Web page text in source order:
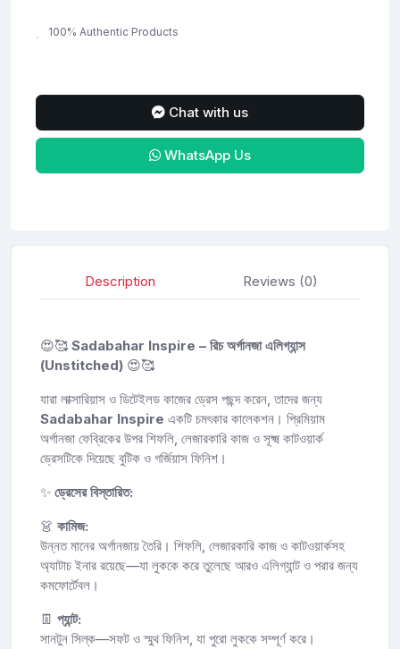
100% Authentic Products
Chat with us
WhatsApp Us
Description Reviews (0)
😍🥰 Sadabahar Inspire – রিচ অর্গানজা এলিগ্যান্স
(Unstitched) 😍🥰
যারা লাক্সারিয়াস ও ডিটেইলড কাজের ড্রেস পছন্দ করেন, তাদের জন্য
Sadabahar Inspire একটি চমৎকার কালেকশন। প্রিমিয়াম
অর্গানজা ফেব্রিকের উপর শিফলি, লেজারকারি কাজ ও সূক্ষ্ম কাটওয়ার্ক
ড্রেসটিকে দিয়েছে বুটিক ও গর্জিয়াস ফিনিশ।
✨ ড্রেসের বিস্তারিত:
👗 কামিজ:
উন্নত মানের অর্গানজায় তৈরি। শিফলি, লেজারকারি কাজ ও কাটওয়ার্কসহ
অ্যাটাচ ইনার রয়েছে—যা লুককে করে তুলেছে আরও এলিগ্যান্ট ও পরার জন্য
কমফোর্টেবল।
👖 প্যান্ট:
সানটুন সিল্ক—সফট ও স্মুথ ফিনিশ, যা পুরো লুককে সম্পূর্ণ করে।